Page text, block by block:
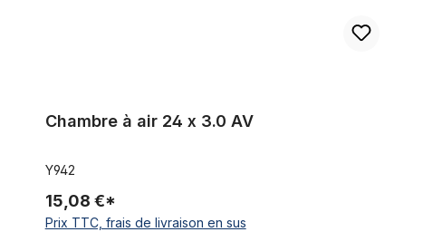
Chambre à air 24 x 3.0 AV
Y942
15,08 €*
Prix TTC, frais de livraison en sus